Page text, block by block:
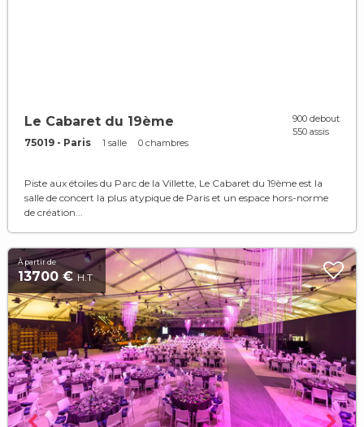
Le Cabaret du 19ème
75019 - Paris 1 salle 0 chambres
900 debout
550 assis
Piste aux étoiles du Parc de la Villette, Le Cabaret du 19ème est la
salle de concert la plus atypique de Paris et un espace hors-norme
de création...
À partir de
13700 €H.T